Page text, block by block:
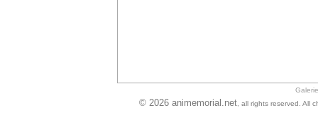
Galerie
© 2026 animemorial.net , all rights reserved. All